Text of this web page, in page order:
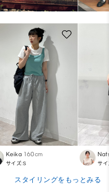
Keika 160cm
サイズ:S サ
スタイリングをもっとみる